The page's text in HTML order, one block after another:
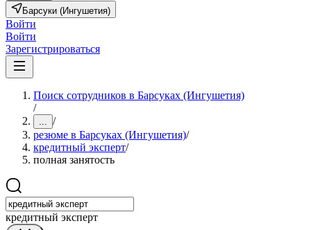
Барсуки (Ингушетия)
Войти
Войти
Зарегистрироваться
Поиск сотрудников в Барсуках (Ингушетия)
/
... /
резюме в Барсуках (Ингушетия)/
кредитный эксперт/
полная занятость
кредитный эксперт